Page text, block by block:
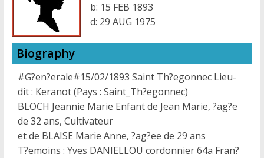
b: 15 FEB 1893
d: 29 AUG 1975
Biography
#G?en?erale#15/02/1893 Saint Th?egonnec Lieu-
dit : Keranot (Pays : Saint_Th?egonnec)
BLOCH Jeannie Marie Enfant de Jean Marie, ?ag?e
de 32 ans, Cultivateur
et de BLAISE Marie Anne, ?ag?ee de 29 ans
T?emoins : Yves DANIELLOU cordonnier 64a Fran?